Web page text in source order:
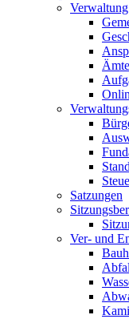
Verwaltung
Satzungen
Ver- und